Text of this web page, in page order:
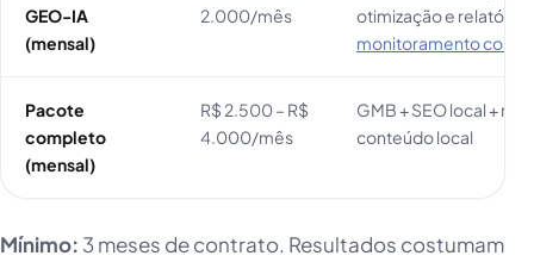
GEO-IA
(mensal)
2.000/mês
otimização e
monitoramento
Pacote
completo
(mensal)
R$ 2.500 – R$
4.000/mês
GMB + SEO local +
conteúdo local
Mínimo: 3 meses de contrato. Resultados costumam